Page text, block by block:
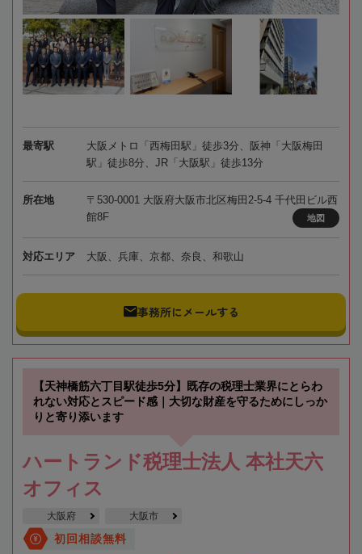
最寄駅
大阪メトロ「西梅田駅」徒歩3分、阪神「大阪梅田
駅」徒歩8分、JR「大阪駅」徒歩13分
所在地
〒530-0001 大阪府大阪市北区梅田2-5-4 千代田ビル西
館8F
地図
対応エリア 大阪、兵庫、京都、奈良、和歌山
事務所にメールする
【天神橋筋六丁目駅徒歩5分】既存の税理士業界にとらわ
れない対応とスピード感｜大切な財産を守るためにしっか
りと寄り添います
ハートランド税理士法人 本社天六
オフィス
大阪府 大阪市
初回相談無料